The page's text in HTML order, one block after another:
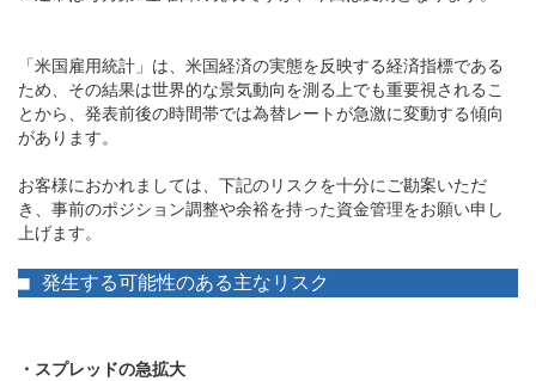
「米国雇用統計」は、米国経済の実態を反映する経済指標である
ため、その結果は世界的な景気動向を測る上でも重要視されるこ
とから、発表前後の時間帯では為替レートが急激に変動する傾向
があります。
お客様におかれましては、下記のリスクを十分にご勘案いただ
き、事前のポジション調整や余裕を持った資金管理をお願い申し
上げます。
■ 発生する可能性のある主なリスク
・スプレッドの急拡大